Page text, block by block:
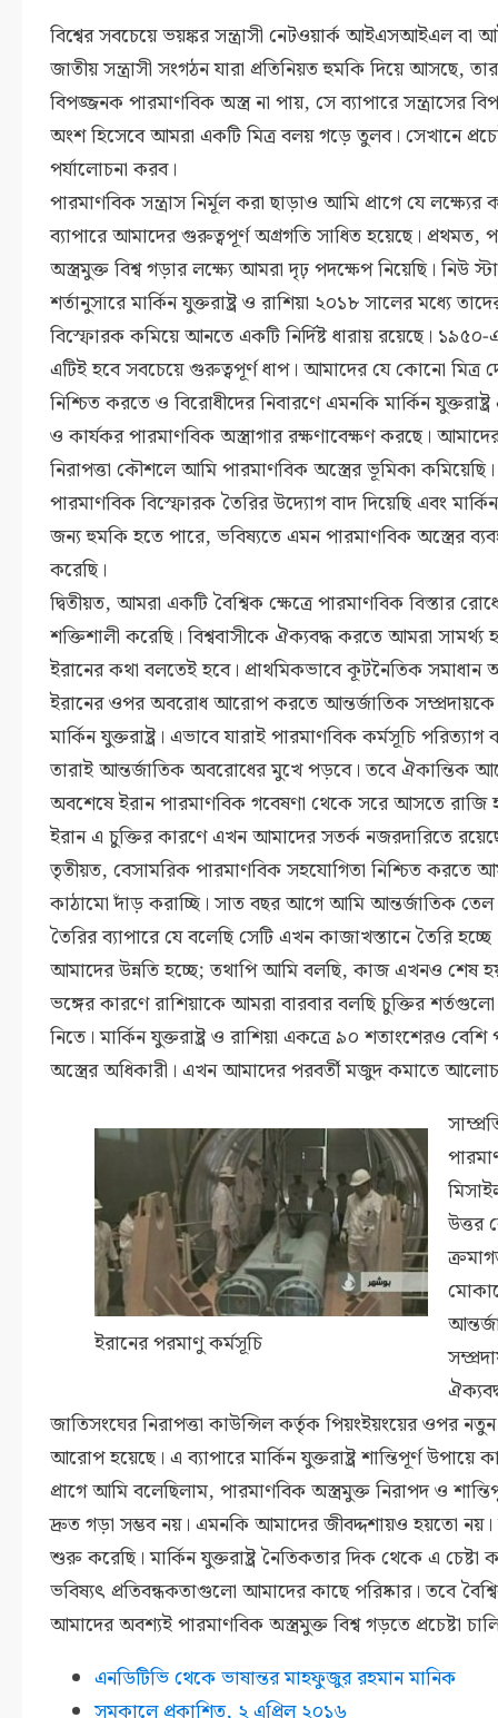
বিশ্বের সবচেয়ে ভয়ঙ্কর সন্ত্রাসী নেটওয়ার্ক আইএসআইএল
জাতীয় সন্ত্রাসী সংগঠন যারা প্রতিনিয়ত হুমকি দিয়ে আসছে,
বিপজ্জনক পারমাণবিক অস্ত্র না পায়, সে ব্যাপারে সন্ত্রাসের
অংশ হিসেবে আমরা একটি মিত্র বলয় গড়ে তুলব। সেখানে
পর্যালোচনা করব।
পারমাণবিক সন্ত্রাস নির্মূল করা ছাড়াও আমি প্রাগে যে
ব্যাপারে আমাদের গুরুত্বপূর্ণ অগ্রগতি সাধিত হয়েছে। প্রথমত,
অস্ত্রমুক্ত বিশ্ব গড়ার লক্ষ্যে আমরা দৃঢ় পদক্ষেপ নিয়েছি। নিউ
শর্তানুসারে মার্কিন যুক্তরাষ্ট্র ও রাশিয়া ২০১৮ সালের মধ্যে
বিস্ফোরক কমিয়ে আনতে একটি নির্দিষ্ট ধারায় রয়েছে।
এটিই হবে সবচেয়ে গুরুত্বপূর্ণ ধাপ। আমাদের যে কোনো মিত্র
নিশ্চিত করতে ও বিরোধীদের নিবারণে এমনকি মার্কিন
ও কার্যকর পারমাণবিক অস্ত্রাগার রক্ষণাবেক্ষণ করছে।
নিরাপত্তা কৌশলে আমি পারমাণবিক অস্ত্রের ভূমিকা
পারমাণবিক বিস্ফোরক তৈরির উদ্যোগ বাদ দিয়েছি এবং মার্কিন
জন্য হুমকি হতে পারে, ভবিষ্যতে এমন পারমাণবিক অস্ত্রের
করেছি।
দ্বিতীয়ত, আমরা একটি বৈশ্বিক ক্ষেত্রে পারমাণবিক বিস্তার
শক্তিশালী করেছি। বিশ্ববাসীকে ঐক্যবদ্ধ করতে আমরা সামর্থ্য
ইরানের কথা বলতেই হবে। প্রাথমিকভাবে কূটনৈতিক সমাধান
ইরানের ওপর অবরোধ আরোপ করতে আন্তর্জাতিক সম্প্রদায়কে
মার্কিন যুক্তরাষ্ট্র। এভাবে যারাই পারমাণবিক কর্মসূচি
তারাই আন্তর্জাতিক অবরোধের মুখে পড়বে। তবে ঐকান্তিক
অবশেষে ইরান পারমাণবিক গবেষণা থেকে সরে আসতে রাজি
ইরান এ চুক্তির কারণে এখন আমাদের সতর্ক নজরদারিতে
তৃতীয়ত, বেসামরিক পারমাণবিক সহযোগিতা নিশ্চিত করতে
কাঠামো দাঁড় করাচ্ছি। সাত বছর আগে আমি আন্তর্জাতিক তেল
তৈরির ব্যাপারে যে বলেছি সেটি এখন কাজাখস্তানে তৈরি
আমাদের উন্নতি হচ্ছে; তথাপি আমি বলছি, কাজ এখনও শেষ
ভঙ্গের কারণে রাশিয়াকে আমরা বারবার বলছি চুক্তির
নিতে। মার্কিন যুক্তরাষ্ট্র ও রাশিয়া একত্রে ৯০ শতাংশেরও
অস্ত্রের অধিকারী। এখন আমাদের পরবর্তী মজুদ কমাতে
ইরানের পরমাণু কর্মসূচি
উত্তর
জাতিসংঘের নিরাপত্তা কাউন্সিল কর্তৃক পিয়ংইয়ংয়ের ওপর
আরোপ হয়েছে। এ ব্যাপারে মার্কিন যুক্তরাষ্ট্র শান্তিপূর্ণ উপায়ে
প্রাগে আমি বলেছিলাম, পারমাণবিক অস্ত্রমুক্ত নিরাপদ ও
দ্রুত গড়া সম্ভব নয়। এমনকি আমাদের জীবদ্দশায়ও হয়তো
শুরু করেছি। মার্কিন যুক্তরাষ্ট্র নৈতিকতার দিক থেকে এ চেষ্টা
ভবিষ্যৎ প্রতিবন্ধকতাগুলো আমাদের কাছে পরিষ্কার। তবে
আমাদের অবশ্যই পারমাণবিক অস্ত্রমুক্ত বিশ্ব গড়তে প্রচেষ্টা
এনডিটিভি থেকে ভাষান্তর মাহফুজুর রহমান মানিক